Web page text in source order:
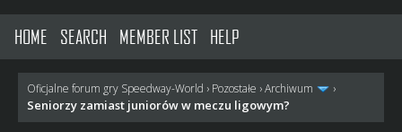
HOME SEARCH MEMBER LIST HELP
Oficjalne forum gry Speedway-World › Pozostałe ›Archiwum ›
Seniorzy zamiast juniorów w meczu ligowym?